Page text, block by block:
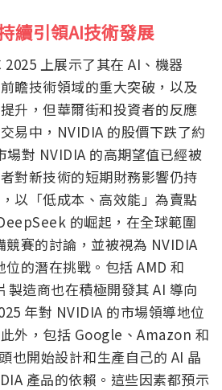
續引領AI技術發展
上展示了其在 AI、機器
瞻技術領域的重大突破，以及
升，但華爾街和投資者的反應
易中，NVIDIA 的股價下跌了約
場對 NVIDIA 的高期望值已經被
對新技術的短期財務影響仍持
以「低成本、高效能」為賣點
的崛起，在全球範圍
競賽的討論，並被視為 NVIDIA
的潛在挑戰。包括 AMD 和
造商也在積極開發其 AI 導向
年對 NVIDIA 的市場領導地位
外，包括 Google、Amazon 和
也開始設計和生產自己的 AI 晶
產品的依賴。這些因素都預示